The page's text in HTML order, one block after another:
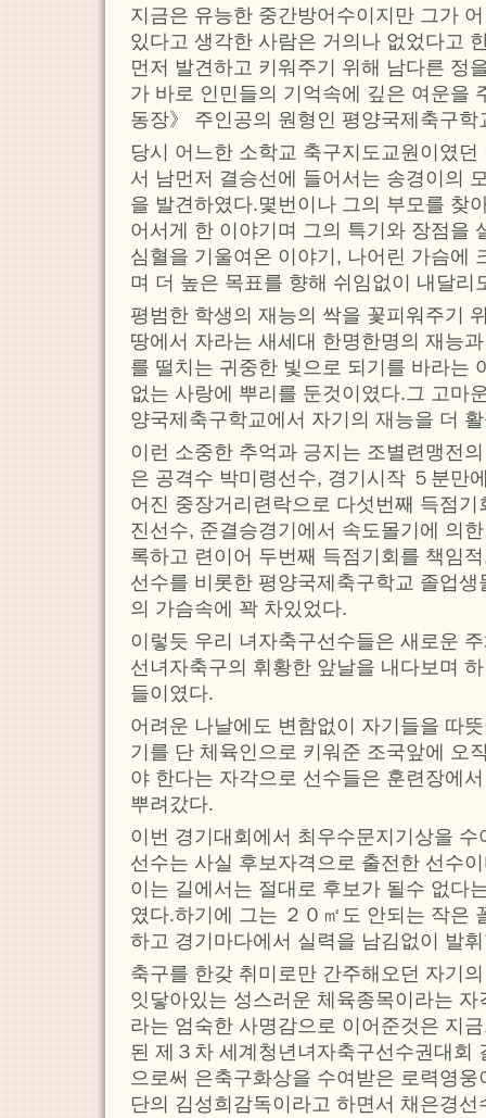
지금은 유능한 중간방어수이지만 그가
있다고 생각한 사람은 거의나 없었다고
먼저 발견하고 키워주기 위해 남다른 정
가 바로 인민들의 기억속에 깊은 여운을
동장》 주인공의 원형인 평양국제축구
당시 어느한 소학교 축구지도교원이였
서 남먼저 결승선에 들어서는 송경이의
을 발견하였다.몇번이나 그의 부모를 찾
어서게 한 이야기며 그의 특기와 장점을
심혈을 기울여온 이야기, 나어린 가슴에
며 더 높은 목표를 향해 쉬임없이 내달
평범한 학생의 재능의 싹을 꽃피워주기
땅에서 자라는 새세대 한명한명의 재능
를 떨치는 귀중한 빛으로 되기를 바라는
없는 사랑에 뿌리를 둔것이였다.그 고마
양국제축구학교에서 자기의 재능을 더
이런 소중한 추억과 긍지는 조별련맹전
은 공격수 박미령선수, 경기시작 ５분만
어진 중장거리련락으로 다섯번째 득점
진선수, 준결승경기에서 속도몰기에 의
록하고 련이어 두번째 득점기회를 책임
선수를 비롯한 평양국제축구학교 졸업
의 가슴속에 꽉 차있었다.
이렇듯 우리 녀자축구선수들은 새로운
선녀자축구의 휘황한 앞날을 내다보며
들이였다.
어려운 나날에도 변함없이 자기들을 따
기를 단 체육인으로 키워준 조국앞에 오
야 한다는 자각으로 선수들은 훈련장에
뿌려갔다.
이번 경기대회에서 최우수문지기상을
선수는 사실 후보자격으로 출전한 선수
이는 길에서는 절대로 후보가 될수 없다
였다.하기에 그는 ２０㎡도 안되는 작은
하고 경기마다에서 실력을 남김없이 발
축구를 한갖 취미로만 간주해오던 자기
잇닿아있는 성스러운 체육종목이라는
라는 엄숙한 사명감으로 이어준것은 지
된 제３차 세계청년녀자축구선수권대회
으로써 은축구화상을 수여받은 로력영
단의 김성희감독이라고 하면서 채은경